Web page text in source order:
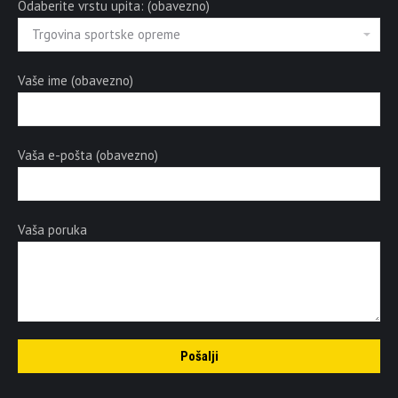
Odaberite vrstu upita: (obavezno)
Vaše ime (obavezno)
Vaša e-pošta (obavezno)
Vaša poruka